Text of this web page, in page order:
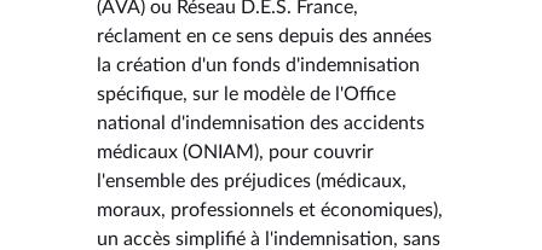
(AVA) ou Réseau D.E.S. France,
réclament en ce sens depuis des années
la création d'un fonds d'indemnisation
spécifique, sur le modèle de l'Office
national d'indemnisation des accidents
médicaux (ONIAM), pour couvrir
l'ensemble des préjudices (médicaux,
moraux, professionnels et économiques),
un accès simplifié à l'indemnisation, sans